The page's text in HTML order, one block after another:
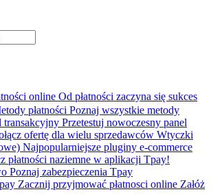
online Od płatności zaczyna się sukces
płatności Poznaj wszystkie metody
transakcyjny Przetestuj nowoczesny panel
ofertę dla wielu sprzedawców Wtyczki
Najpopularniejsze pluginy e-commerce
płatności naziemne w aplikacji Tpay!
Poznaj zabezpieczenia Tpay
Zacznij przyjmować płatnosci online Załóż